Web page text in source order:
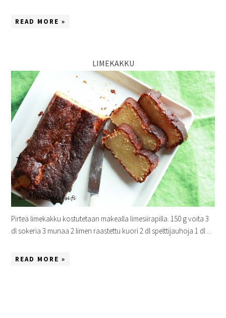
READ MORE »
LIMEKAKKU
Pirteä limekakku kostutetaan makealla limesiirapilla. 150 g voita 3
dl sokeria 3 munaa 2 limen raastettu kuori 2 dl spelttijauhoja 1 dl ...
READ MORE »